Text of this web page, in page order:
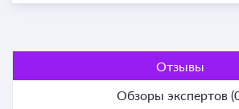
Отзывы
Обзоры экспертов